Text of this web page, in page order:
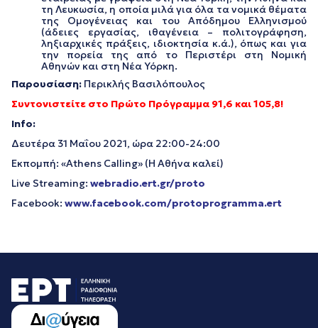
τη Λευκωσία, η οποία μιλά για όλα τα νομικά θέματα
της Ομογένειας και του Απόδημου Ελληνισμού
(άδειες εργασίας, ιθαγένεια – πολιτογράφηση,
ληξιαρχικές πράξεις, ιδιοκτησία κ.ά.), όπως και για
την πορεία της από το Περιστέρι στη Νομική
Αθηνών και στη Νέα Υόρκη.
Παρουσίαση: Περικλής Βασιλόπουλος
Συντονιστείτε στο Πρώτο Πρόγραμμα 91,6 και 105,8!
Info:
Δευτέρα 31 Μαΐου 2021, ώρα 22:00-24:00
Εκπομπή: «Athens Calling» (Η Αθήνα καλεί)
Live Streaming: webradio.ert.gr/proto
Facebook: www.facebook.com/protoprogramma.ert